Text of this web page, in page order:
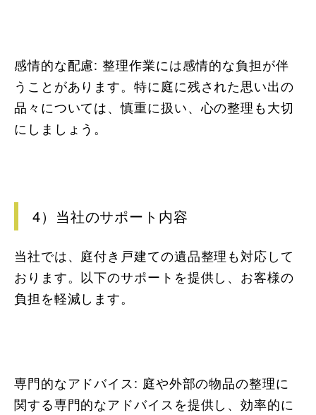
感情的な配慮: 整理作業には感情的な負担が伴
うことがあります。特に庭に残された思い出の
品々については、慎重に扱い、心の整理も大切
にしましょう。
4）当社のサポート内容
当社では、庭付き戸建ての遺品整理も対応して
おります。以下のサポートを提供し、お客様の
負担を軽減します。
専門的なアドバイス: 庭や外部の物品の整理に
関する専門的なアドバイスを提供し、効率的に